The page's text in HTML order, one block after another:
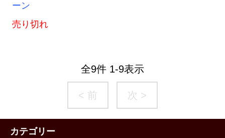
ーン
売り切れ
全9件 1-9表示
< 前 次 >
カテゴリー